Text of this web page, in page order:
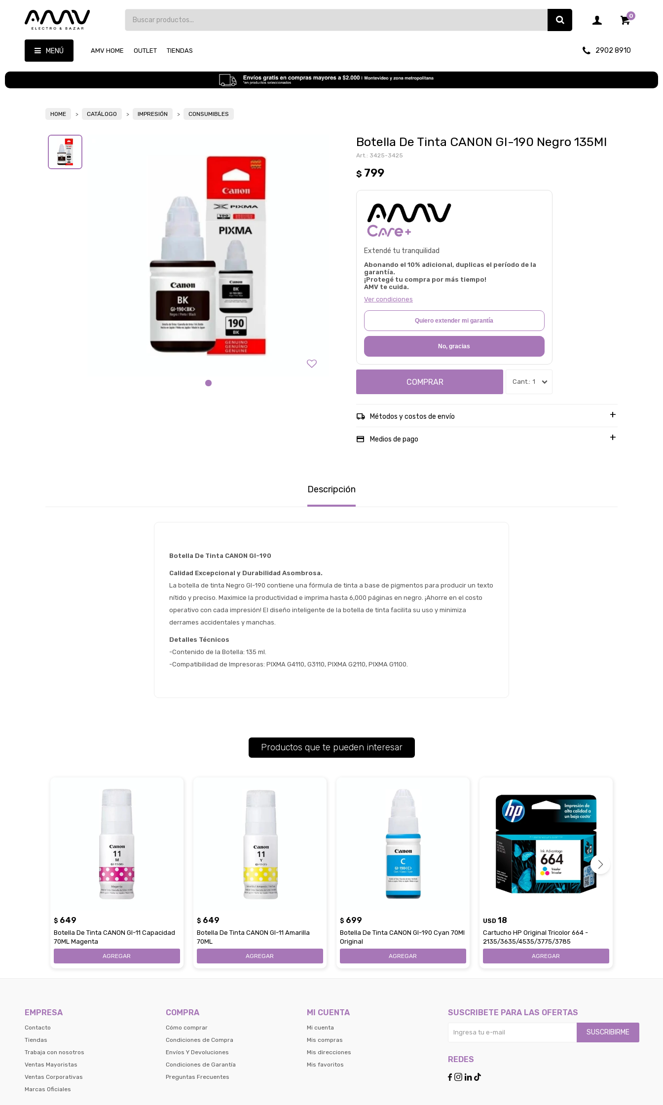
MENÚ AMV HOME OUTLET TIENDAS 2902 8910
0
HOME CATÁLOGO IMPRESIÓN CONSUMIBLES
Botella De Tinta CANON GI-190 Negro 135Ml
3425-3425
$ 799
Extendé tu tranquilidad
Abonando el 10% adicional, duplicas el período de la
garantía.
¡Protegé tu compra por más tiempo!
AMV te cuida.
Ver condiciones
Quiero extender mi garantía
No, gracias
1
COMPRAR
Métodos y costos de envío
Medios de pago
Descripción
Botella De Tinta CANON GI-190
Calidad Excepcional y Durabilidad Asombrosa.
La botella de tinta Negro GI-190 contiene una fórmula de tinta a base de pigmentos para producir un texto
nítido y preciso. Maximice la productividad e imprima hasta 6,000 páginas en negro. ¡Ahorre en el costo
operativo con cada impresión! El diseño inteligente de la botella de tinta facilita su uso y minimiza
derrames accidentales y manchas.
Detalles Técnicos
-Contenido de la Botella: 135 ml.
-Compatibilidad de Impresoras: PIXMA G4110, G3110, PIXMA G2110, PIXMA G1100.
Productos que te pueden interesar
$ 649
Botella De Tinta CANON GI-11 Capacidad
70ML Magenta
$ 649
Botella De Tinta CANON GI-11 Amarilla
70ML
$ 699
Botella De Tinta CANON GI-190 Cyan 70Ml
Original
USD 18
Cartucho HP Original Tricolor 664 -
2135/3635/4535/3775/3785
EMPRESA
Contacto
Tiendas
Trabaja con nosotros
Ventas Mayoristas
Ventas Corporativas
Marcas Oficiales
COMPRA
Cómo comprar
Condiciones de Compra
Envíos Y Devoluciones
Condiciones de Garantía
Preguntas Frecuentes
MI CUENTA
Mi cuenta
Mis compras
Mis direcciones
Mis favoritos
SUSCRIBETE PARA LAS OFERTAS
SUSCRIBIRME
REDES
   
Después, hasta en 12
cuotas y sin tocar tu
tarjeta de crédito
Continuar
Estás calificado para comprar usando Pago
¡Tenés hasta
para comprar en las cuotas
que prefieras!
Ups!
Parece que no tenes oferta, lamentamos
el inconveniente, por cualquier duda
¡Algo salió mal!
Por favor intenta nuevamente mas tarde.